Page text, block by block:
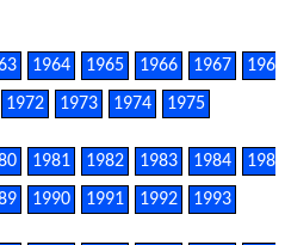
WA104D
WA167A
1964 1965 1966 1967
196
1972 1973 1974 1975
1981 1982 1983 1984
198
1990 1991 1992 1993